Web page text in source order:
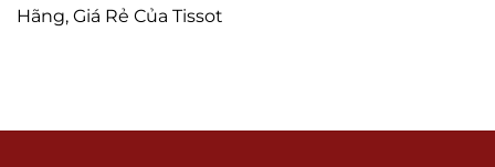
Hãng, Giá Rẻ Của Tissot